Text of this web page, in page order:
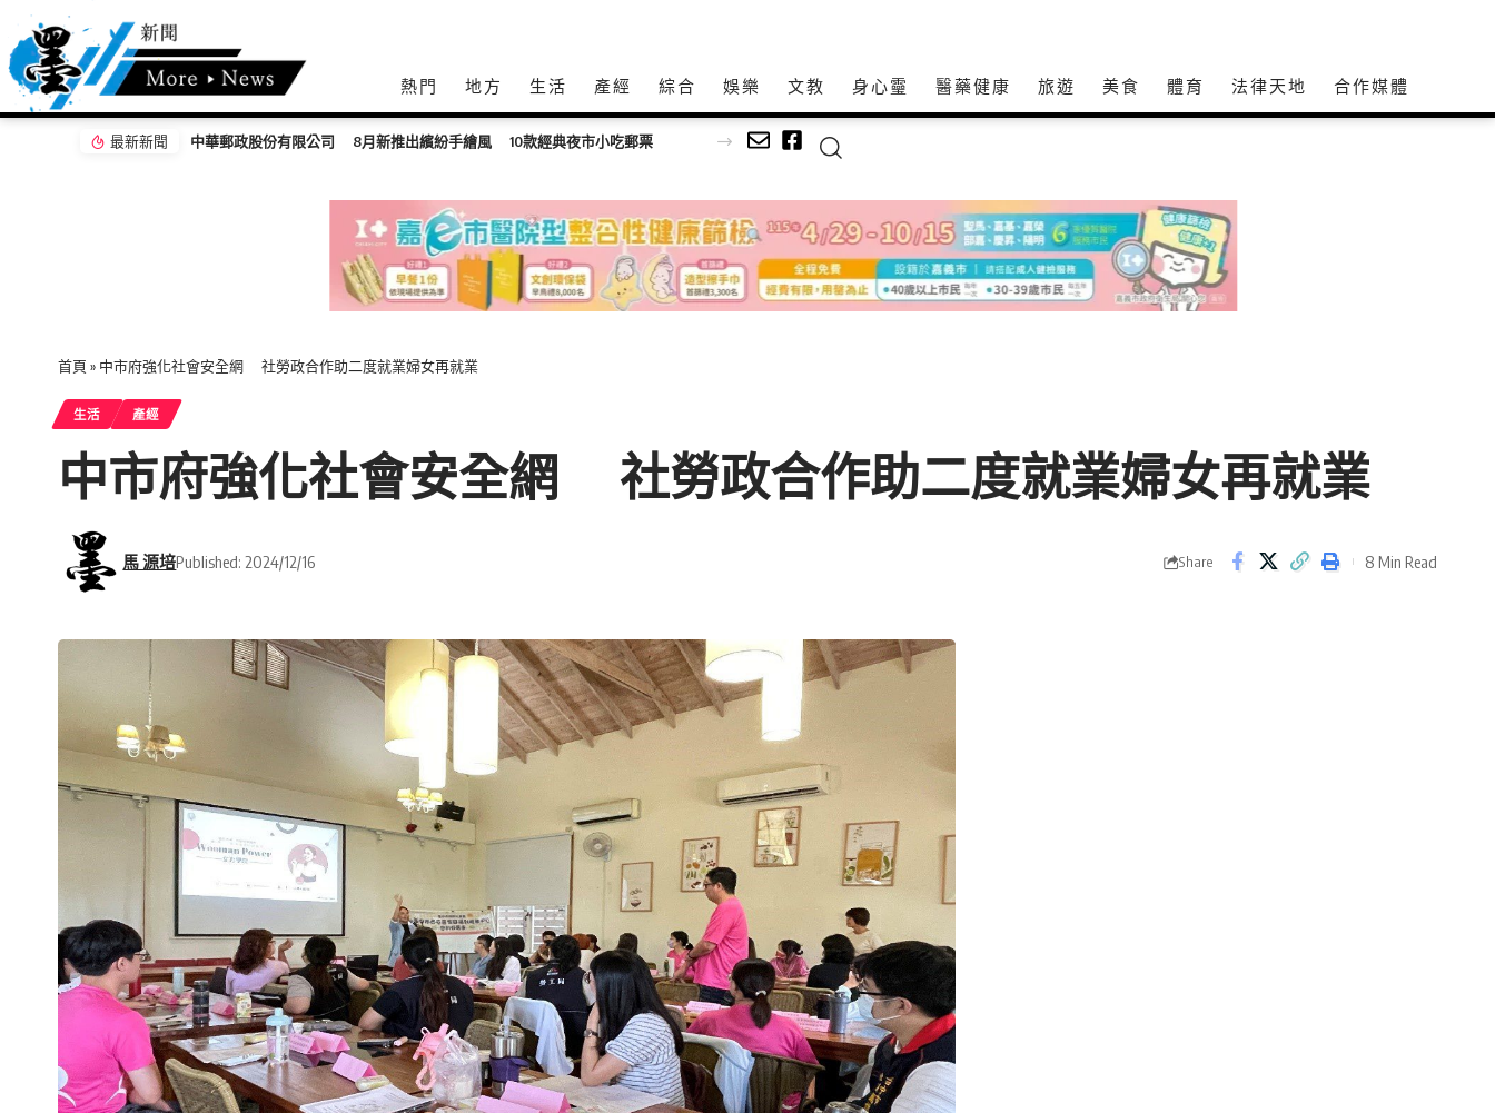
熱門 地方 生活 產經 綜合 娛樂 文教 身心𩆜 醫藥健康 旅遊 美食 體育 法律天地 合作媒體
最新新聞
首頁 » 中市府強化社會安全網 社勞政合作助二度就業婦女再就業
生活 產經
中市府強化社會安全網 社勞政合作助二度就業婦女再就業
馬 源培Published: 2024/12/16 Share 8 Min Read